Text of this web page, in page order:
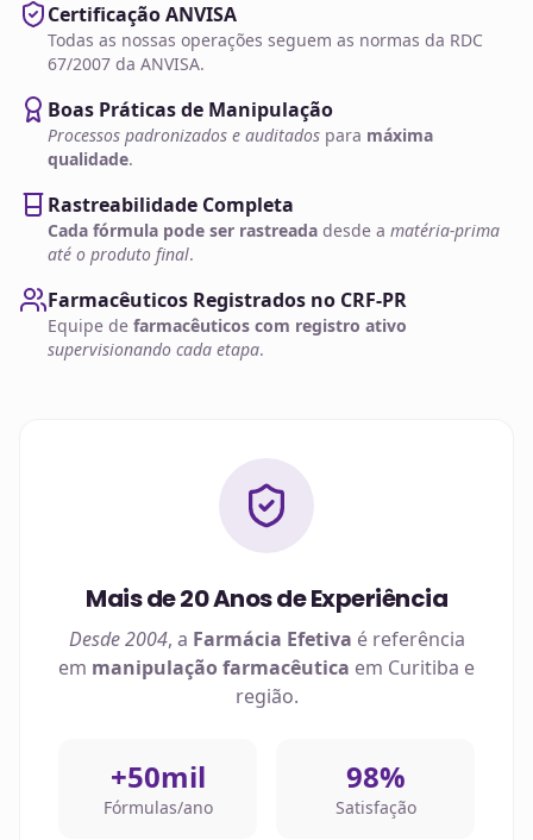
Certificação ANVISA
Todas as nossas operações seguem as normas da RDC
67/2007 da ANVISA.
Boas Práticas de Manipulação
Processos padronizados e auditados para máxima
qualidade.
Rastreabilidade Completa
Cada fórmula pode ser rastreada desde a matéria-prima
até o produto final.
Farmacêuticos Registrados no CRF-PR
Equipe de farmacêuticos com registro ativo
supervisionando cada etapa.
Mais de 20 Anos de Experiência
Desde 2004, a Farmácia Efetiva é referência
em manipulação farmacêutica em Curitiba e
região.
+50mil
Fórmulas/ano
98%
Satisfação